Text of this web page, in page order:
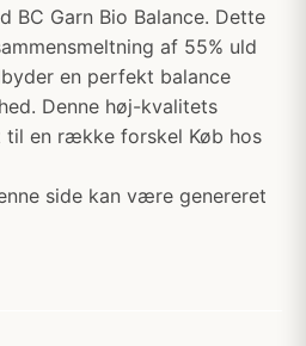
BC Garn Bio Balance. Dette
af 55% uld
en perfekt balance
Denne høj-kvalitets
en række forskel Køb hos
side kan være genereret